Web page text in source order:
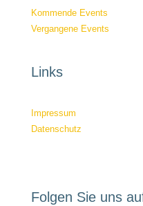
Kommende Events
Vergangene Events
Links
Impressum
Datenschutz
Folgen Sie uns